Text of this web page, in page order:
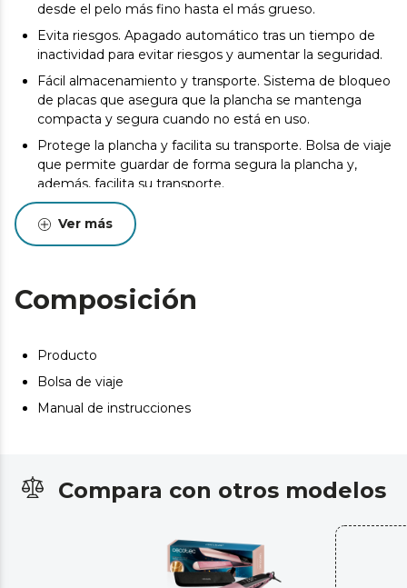
desde el pelo más fino hasta el más grueso.
Evita riesgos. Apagado automático tras un tiempo de
inactividad para evitar riesgos y aumentar la seguridad.
Fácil almacenamiento y transporte. Sistema de bloqueo
de placas que asegura que la plancha se mantenga
compacta y segura cuando no está en uso.
Protege la plancha y facilita su transporte. Bolsa de viaje
que permite guardar de forma segura la plancha y,
además, facilita su transporte.
Ver más
Composición
Producto
Bolsa de viaje
Manual de instrucciones
Compara con otros modelos